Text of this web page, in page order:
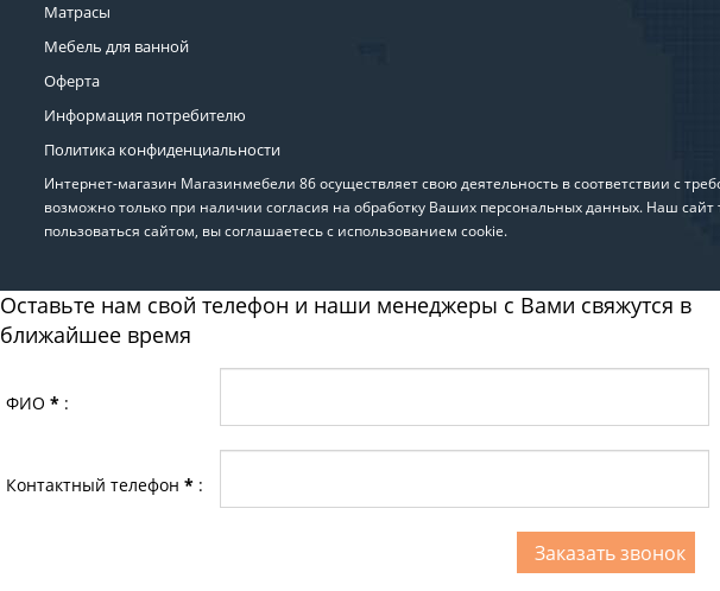
Матрасы
Мебель для ванной
Оферта
Информация потребителю
Политика конфиденциальности
Интернет-магазин Магазинмебели 86 осуществляет свою деятельность в соответствии с
возможно только при наличии согласия на обработку Ваших персональных данных. Наш
пользоваться сайтом, вы соглашаетесь с использованием cookie.
Оставьте нам свой телефон и наши менеджеры с Вами свяжутся в
ближайшее время
ФИО * :
Контактный телефон * :